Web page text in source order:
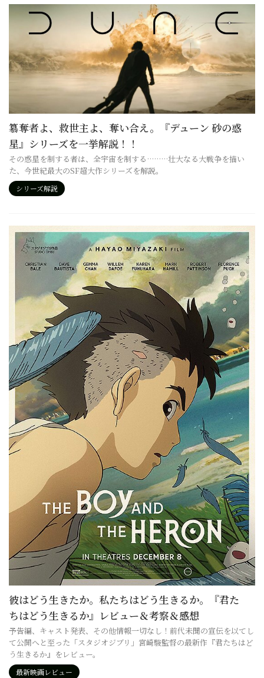
簒奪者よ、救世主よ、奪い合え。『デューン 砂の惑
星』シリーズを一挙解説！！
その惑星を制する者は、全宇宙を制する………壮大なる大戦争を描い
た、今世紀最大のSF超大作シリーズを解説。
シリーズ解説
彼はどう生きたか。私たちはどう生きるか。『君た
ちはどう生きるか』レビュー＆考察＆感想
予告編、キャスト発表、その他情報一切なし！前代未聞の宣伝を以てし
て公開へと至った「スタジオジブリ」宮崎駿監督の最新作『君たちはど
う生きるか』をレビュー。
最新映画レビュー